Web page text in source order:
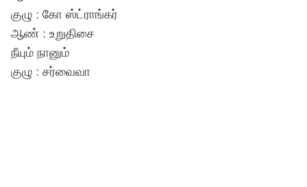
குழு : கோ ஸ்ட்ராங்கர்
ஆண் : உறுதிசை
நீயும் நானும்
குழு : சர்வைவா